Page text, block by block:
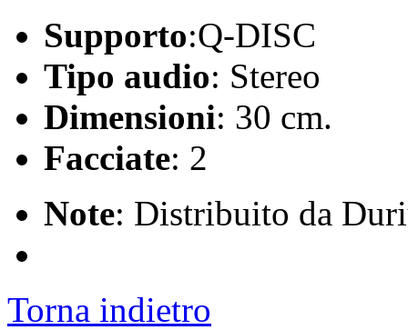
Supporto:Q-DISC
Tipo audio: Stereo
Dimensioni: 30 cm.
Facciate: 2
Note: Distribuito da
Torna indietro